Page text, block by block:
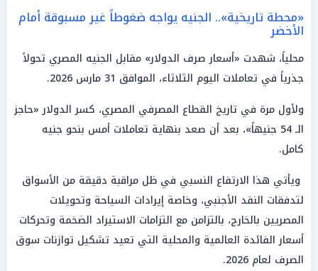
«محطة تاريخية».. الجنيه يواجه ضغوطاً غير مسبوقة أمام
الأخضر
محلياً، شهدت «أسعار صرف الدولار» مقابل الجنيه المصري تحولاً
جذرياً في تعاملات اليوم الثلاثاء، الموافق 31 مارس 2026.
ولأول مرة في تاريخ القطاع المصرفي المصري، كسر الدولار «حاجز
الـ 54 جنيهاً»، بعد أن صعد بنهاية تعاملات أمس بنحو جنيه
كامل.
ويأتي هذا الارتفاع النسبي في ظل مراقبة دقيقة من الأسواق
لتدفقات النقد الأجنبي، وخاصة إيرادات السياحة وتحويلات
المصريين بالخارج، بالتزامن مع التزامات الاستيراد الضخمة وتحركات
أسعار الفائدة العالمية والمحلية التي تعيد تشكيل توازنات سوق
الصرف لعام 2026.